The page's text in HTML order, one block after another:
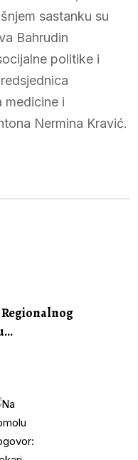
sastanku su
Bahrudin
politike i
medicine i
Nermina Kravić.